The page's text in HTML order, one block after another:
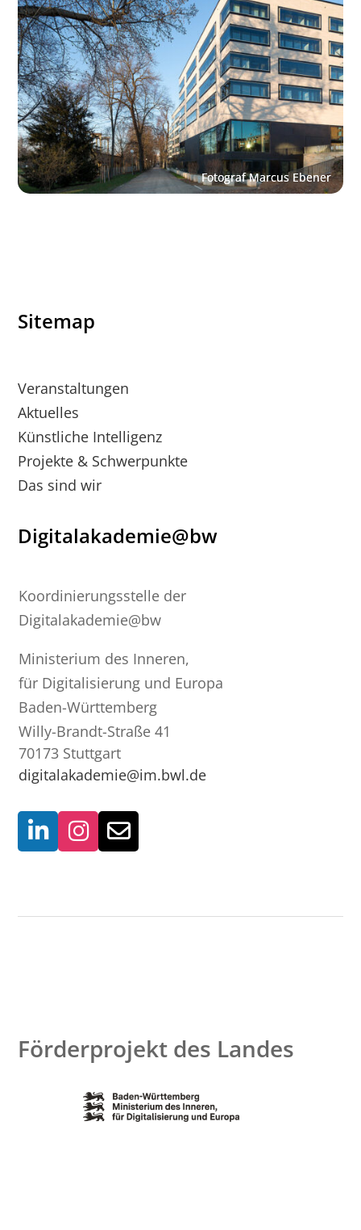
Sitemap
Veranstaltungen
Aktuelles
Künstliche Intelligenz
Projekte & Schwerpunkte
Das sind wir
Digitalakademie@bw
Koordinierungsstelle der
Digitalakademie@bw
Ministerium des Inneren,
für Digitalisierung und Europa
Baden-Württemberg
Willy-Brandt-Straße 41
70173 Stuttgart
digitalakademie@im.bwl.de
Förderprojekt des Landes